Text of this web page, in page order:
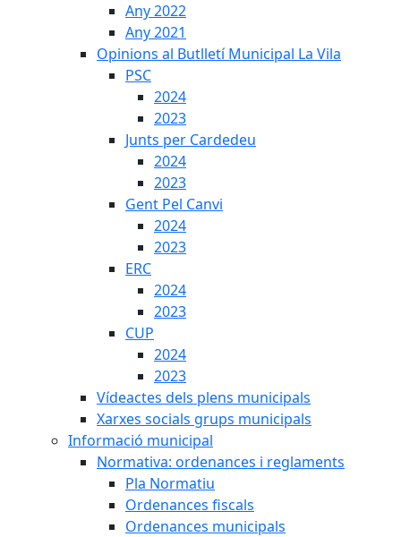
Any 2022
Any 2021
Opinions al Butlletí Municipal La Vila
PSC
2024
2023
Junts per Cardedeu
2024
2023
Gent Pel Canvi
2024
2023
ERC
2024
2023
CUP
2024
2023
Vídeactes dels plens municipals
Xarxes socials grups municipals
Informació municipal
Normativa: ordenances i reglaments
Pla Normatiu
Ordenances fiscals
Ordenances municipals